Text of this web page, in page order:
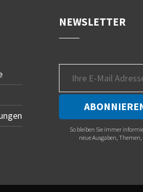
NEWSLETTER
So bleiben Sie immer
neue Ausgaben, Themen,